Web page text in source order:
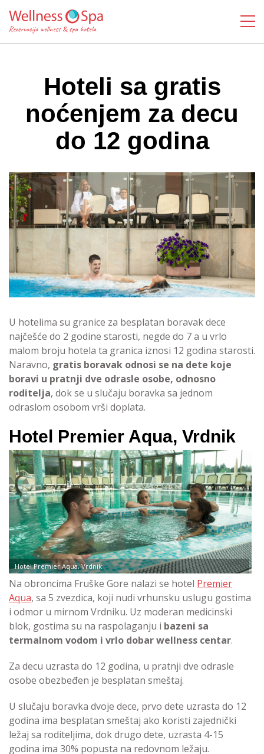
Hoteli sa gratis
noćenjem za decu
do 12 godina
U hotelima su granice za besplatan boravak dece
najčešće do 2 godine starosti, negde do 7 a u vrlo
malom broju hotela ta granica iznosi 12 godina starosti.
Naravno, gratis boravak odnosi se na dete koje
boravi u pratnji dve odrasle osobe, odnosno
roditelja, dok se u slučaju boravka sa jednom
odraslom osobom vrši doplata.
Hotel Premier Aqua, Vrdnik
Hotel Premier Aqua, Vrdnik
Na obroncima Fruške Gore nalazi se hotel Premier
Aqua, sa 5 zvezdica, koji nudi vrhunsku uslugu gostima
i odmor u mirnom Vrdniku. Uz moderan medicinski
blok, gostima su na raspolaganju i bazeni sa
termalnom vodom i vrlo dobar wellness centar.
Za decu uzrasta do 12 godina, u pratnji dve odrasle
osobe obezbeđen je besplatan smeštaj.
U slučaju boravka dvoje dece, prvo dete uzrasta do 12
godina ima besplatan smeštaj ako koristi zajednički
ležaj sa roditeljima, dok drugo dete, uzrasta 4-15
godina ima 30% popusta na redovnom ležaju.